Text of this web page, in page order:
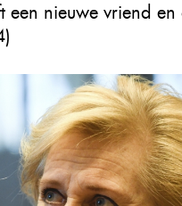
een nieuwe vriend